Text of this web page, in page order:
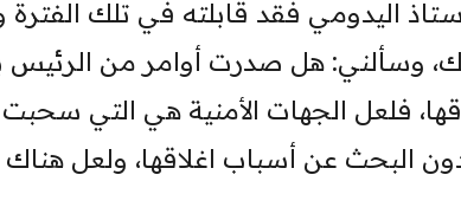
اليدومي فقد قابلته في تلك
وسألني: هل صدرت أوامر من الرئيس
فلعل الجهات الأمنية هي التي
البحث عن أسباب اغلاقها، ولعل